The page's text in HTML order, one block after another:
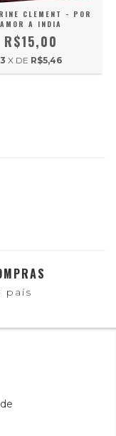
CLEMENT - POR
AMOR A INDIA
R$15,00
3 X DE R$5,46
país